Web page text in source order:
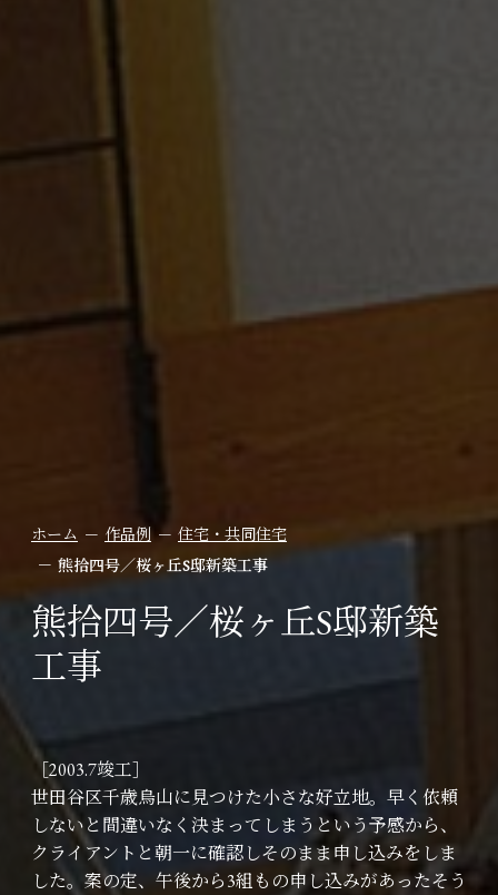
ホーム 作品例
住宅・共同住宅
熊拾四号／桜ヶ丘S邸新築工事
熊拾四号／桜ヶ丘S邸新築
工事
［2003.7竣工］
世田谷区千歳烏山に見つけた小さな好立地。早く依頼
しないと間違いなく決まってしまうという予感から、
クライアントと朝一に確認しそのまま申し込みをしま
した。案の定、午後から3組もの申し込みがあったそう